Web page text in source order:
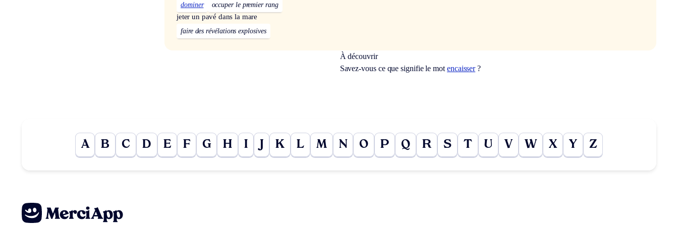
dominer occuper le premier rang
jeter un pavé dans la mare
faire des révélations explosives
À découvrir
Savez-vous ce que signifie le mot encaisser?
A B C D E F G H I J K L M N O P Q R S T U V W X Y Z